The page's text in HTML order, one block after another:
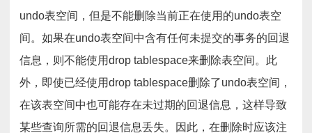
undo表空间，但是不能删除当前正在使用的undo表空
间。如果在undo表空间中含有任何未提交的事务的回退
信息，则不能使用drop tablespace来删除表空间。此
外，即使已经使用drop tablespace删除了undo表空间，
在该表空间中也可能存在未过期的回退信息，这样导致
某些查询所需的回退信息丢失。因此，在删除时应该注